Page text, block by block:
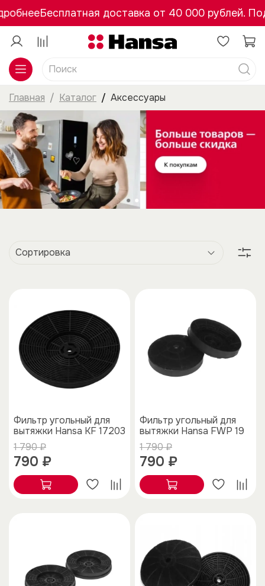
Бесплатная доставка от 40 000 рублей.
Главная Каталог Аксессуары
Фильтр угольный для
вытяжки Hansa KF 17203
1 790 ₽
790 ₽
Фильтр угольный для
вытяжки Hansa FWP 19
1 790 ₽
790 ₽